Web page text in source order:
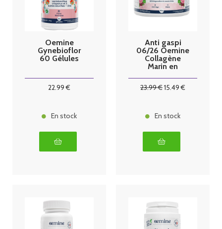
Oemine
Gynebioflor
60 Gélules
22.99 €
En stock
Anti gaspi
06/26 Oemine
Collagène
Marin en
23.99€15.49 €
En stock